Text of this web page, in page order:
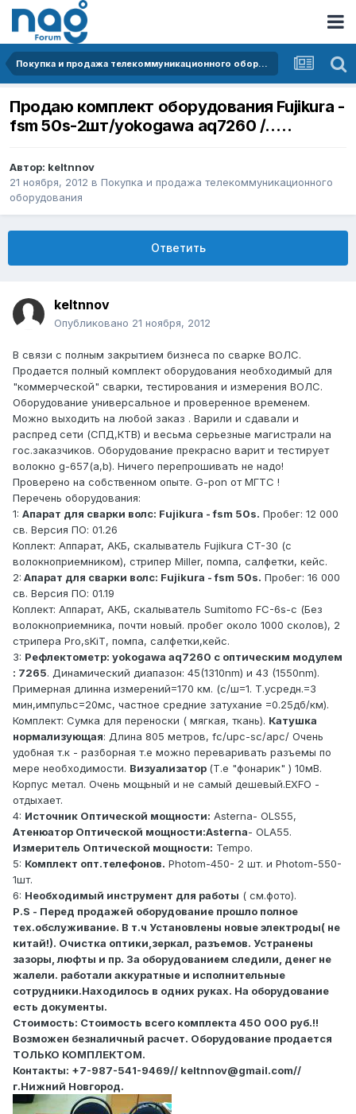
Покупка и продажа телекоммуникационного оборудования
Продаю комплект оборудования Fujikura -
fsm 50s-2шт/yokogawa aq7260 /.….
Автор: keltnnov
21 ноября, 2012 в Покупка и продажа телекоммуникационного
оборудования
Ответить
keltnnov
Опубликовано 21 ноября, 2012
В связи с полным закрытием бизнеса по сварке ВОЛС.
Продается полный комплект оборудования необходимый для
"коммерческой" сварки, тестирования и измерения ВОЛС.
Оборудование универсальное и проверенное временем.
Можно выходить на любой заказ . Варили и сдавали и
распред сети (СПД,КТВ) и весьма серьезные магистрали на
гос.заказчиков. Оборудование прекрасно варит и тестирует
волокно g-657(a,b). Ничего перепрошивать не надо!
Проверено на собственном опыте. G-pon от МГТС !
Перечень оборудования:
1: Апарат для сварки волс: Fujikura - fsm 50s. Пробег: 12 000
св. Версия ПО: 01.26
Коплект: Аппарат, АКБ, скалыватель Fujikura CT-30 (с
волокноприемником), стрипер Miller, помпа, салфетки, кейс.
2: Апарат для сварки волс: Fujikura - fsm 50s. Пробег: 16 000
св. Версия ПО: 01.19
Коплект: Аппарат, АКБ, скалыватель Sumitomo FC-6s-c (Без
волокноприемника, почти новый. пробег около 1000 сколов), 2
стрипера Pro,sKiT, помпа, салфетки,кейс.
3: Рефлектометр: yokogawa aq7260 с оптическим модулем
: 7265. Динамический диапазон: 45(1310nm) и 43 (1550nm).
Примерная длинна измерений=170 км. (с/ш=1. T.усредн.=3
мин,импульс=20мс, частное средние затухание =0.25дб/км).
Комплект: Сумка для переноски ( мягкая, ткань). Катушка
нормализующая: Длина 805 метров, fc/upc-sc/apc/ Очень
удобная т.к - разборная т.е можно переваривать разъемы по
мере необходимости. Визуализатор (Т.е "фонарик" ) 10мВ.
Корпус метал. Очень мощьный и не самый дешевый.EXFO -
отдыхает.
4: Источник Оптической мощности: Asterna- OLS55,
Атенюатор Оптической мощности:Asterna- OLА55.
Измеритель Оптической мощности: Tempo.
5: Комплект опт.телефонов. Photom-450- 2 шт. и Photom-550-
1шт.
6: Необходимый инструмент для работы ( см.фото).
P.S - Перед продажей оборудование прошло полное
тех.обслуживание. В т.ч Установлены новые электроды( не
китай!). Очистка оптики,зеркал, разъемов. Устранены
зазоры, люфты и пр. За оборудованием следили, денег не
жалели. работали аккуратные и исполнительные
сотрудники.Находилось в одних руках. На оборудование
есть документы.
Стоимость: Стоимость всего комплекта 450 000 руб.!!
Возможен безналичный расчет. Оборудование продается
ТОЛЬКО КОМПЛЕКТОМ.
Контакты: +7-987-541-9469// keltnnov@gmail.com//
г.Нижний Новгород.